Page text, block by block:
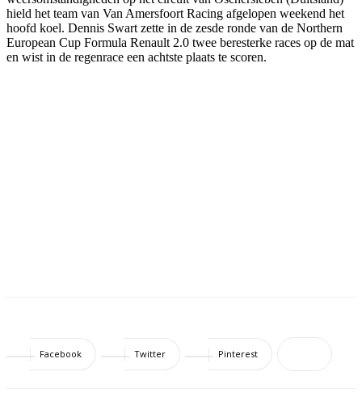
hield het team van Van Amersfoort Racing afgelopen weekend het
hoofd koel. Dennis Swart zette in de zesde ronde van de Northern
European Cup Formula Renault 2.0 twee beresterke races op de mat
en wist in de regenrace een achtste plaats te scoren.
Facebook Twitter Pinterest